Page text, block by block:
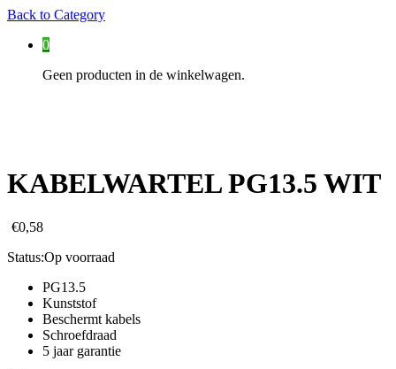
Back to Category
0
Geen producten in de winkelwagen.
KABELWARTEL PG13.5 WIT
€0,58
Status:Op voorraad
PG13.5
Kunststof
Beschermt kabels
Schroefdraad
5 jaar garantie